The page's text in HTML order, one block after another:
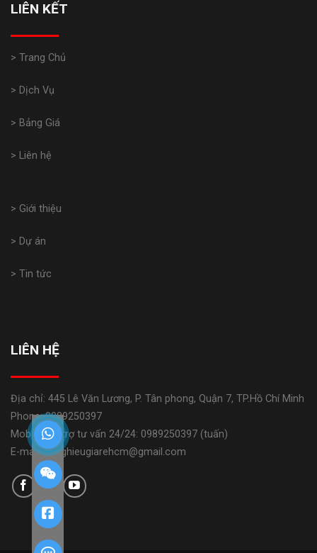
LIÊN KẾT
> Trang Chủ
> Dịch Vụ
> Bảng Giá
> Liên hệ
> Giới thiệu
> Dự án
> Tin tức
LIÊN HỆ
Địa chỉ: 445 Lê Văn Lương, P. Tân phong, Quận 7, TP.Hồ Chí Minh
Phone: 0989250397
Mobile: Hỗ trợ tư vấn 24/24: 0989250397 (tuấn)
E-mail: banghieugiarehcm@gmail.com